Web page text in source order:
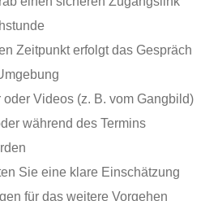
Zeitpunkt erfolgt das Gespräch
oder Videos (z. B. vom Gangbild)
während des Termins
Sie eine klare Einschätzung
für das weitere Vorgehen